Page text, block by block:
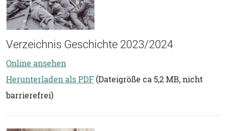
Verzeichnis Geschichte 2023/2024
Online ansehen
Herunterladen als PDF (Dateigröße ca 5,2 MB, nicht
barrierefrei)